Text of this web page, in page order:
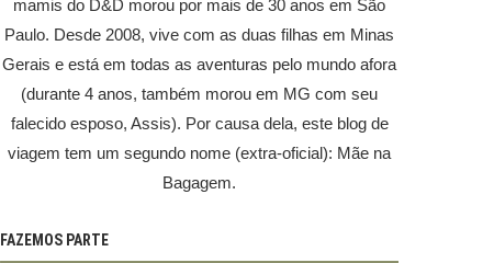
mamis do D&D morou por mais de 30 anos em São
Paulo. Desde 2008, vive com as duas filhas em Minas
Gerais e está em todas as aventuras pelo mundo afora
(durante 4 anos, também morou em MG com seu
falecido esposo, Assis). Por causa dela, este blog de
viagem tem um segundo nome (extra-oficial): Mãe na
Bagagem.
FAZEMOS PARTE